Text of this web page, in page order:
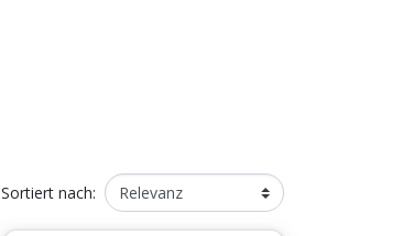
Sortiert nach: